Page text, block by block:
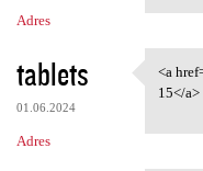
Adres
tablets
01.06.2024
Adres
<a
<a
15</a>